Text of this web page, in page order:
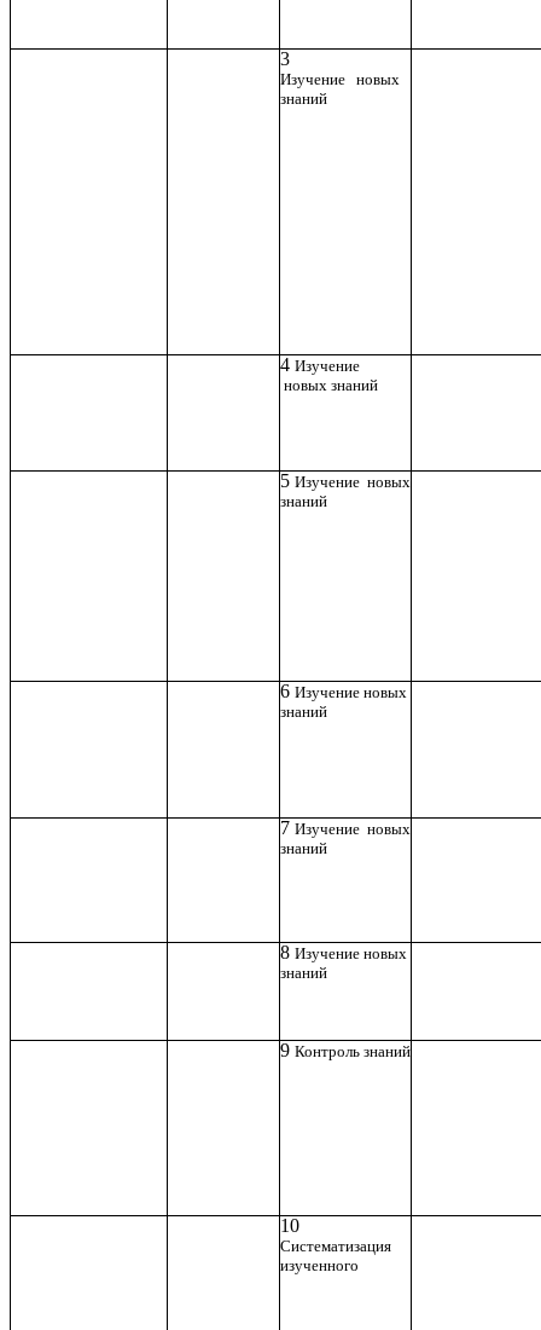
3
Изучение новых
знаний
4 Изучение
новых знаний
5 Изучение новых
знаний
6 Изучение новых
знаний
7 Изучение новых
знаний
8 Изучение новых
знаний
9 Контроль знаний
10
Систематизация
изученного